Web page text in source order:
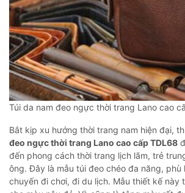
Túi da nam đeo ngực thời trang Lano cao
Bắt kịp xu hướng thời trang nam hiện đại,
đeo ngực thời trang Lano cao cấp TDL68
đến phong cách thời trang lịch lãm, trẻ
ông. Đây là mẫu túi đeo chéo đa năng, phù
chuyến đi chơi, đi du lịch. Mẫu thiết kế này